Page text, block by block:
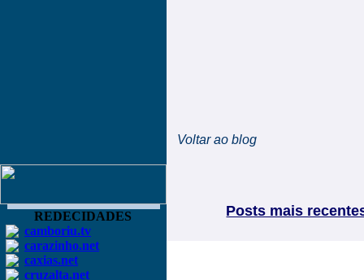
REDECIDADES
camboriu.tv
carazinho.net
caxias.net
cruzalta.net
Voltar ao blog
Posts mais